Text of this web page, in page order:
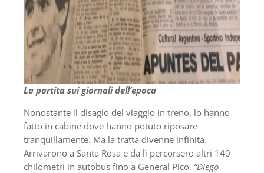
La partita sui giornali dell’epoca
Nonostante il disagio del viaggio in treno, lo hanno
fatto in cabine dove hanno potuto riposare
tranquillamente. Ma la tratta divenne infinita.
Arrivarono a Santa Rosa e da lì percorsero altri 140
chilometri in autobus fino a General Pico. “Diego